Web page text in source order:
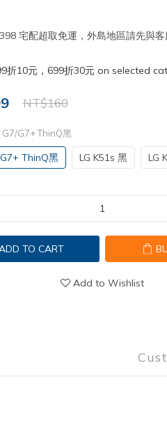
宅配超取免運，外島地區請先與
折10元，699折30元 on selected
NT$160
G7/G7+ ThinQ黑
ThinQ黑 LG K51s 黑 LG
TO CART
Add to Wishlist